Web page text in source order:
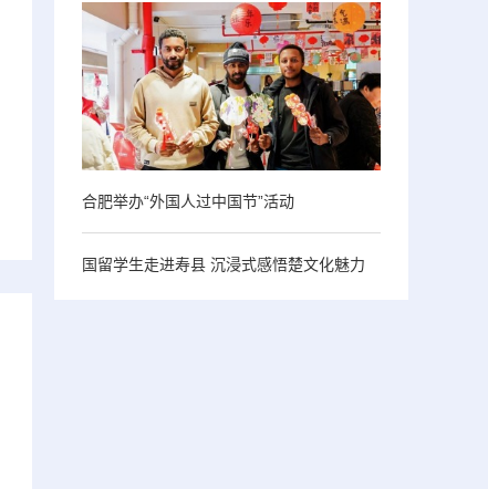
合肥举办“外国人过中国节”活动
国留学生走进寿县 沉浸式感悟楚文化魅力